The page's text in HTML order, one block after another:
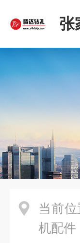
张
限
当前位
机配件